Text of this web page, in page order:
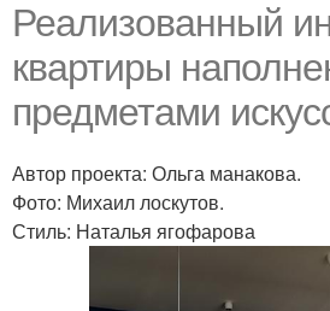
Реализованный
квартиры
предметами
Автор проекта: Ольга манакова.
Фото: Михаил лоскутов.
Стиль: Наталья ягофарова